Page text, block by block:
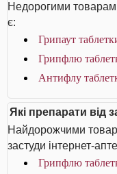
Недорогими
є:
Грипаут
Грипфлю
Антифлу
Які препарати від
Найдорожчими
застуди інтернет-
Грипфлю